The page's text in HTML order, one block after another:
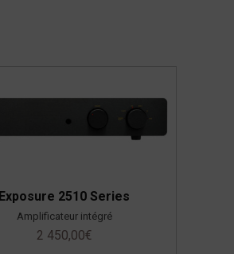
Exposure 2510 Series
Amplificateur intégré
2 450,00€